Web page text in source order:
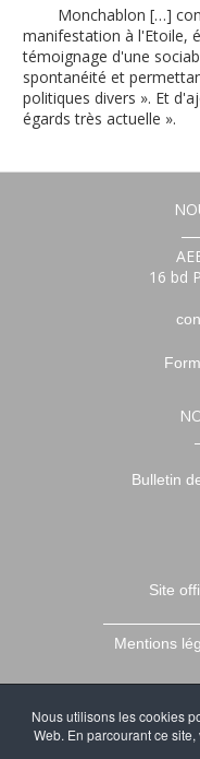
Nous utilisons les cookies
Web. En parcourant ce
Monchablon […]
manifestation à l'Etoile,
témoignage d'une
spontanéité et
politiques divers ». Et
égards très actuelle ».
16 bd
Bulletin
Site
Mentions